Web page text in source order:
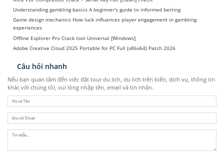
Understanding gambling basics A beginner's guide to informed betting
Game design mechanics How luck influences player engagement in gambling
experiences
Offline Explorer Pro Crack tool Universal [Windows]
Adobe Creative Cloud 2025 Portable for PC Full (x86x64) Patch 2026
Câu hỏi nhanh
Nếu bạn quan tâm đến việc đặt tour du lịch, du lịch trên biển, dịch vụ, thông tin
khác với chúng tôi, vui lòng nhập tên, email và tin nhắn.